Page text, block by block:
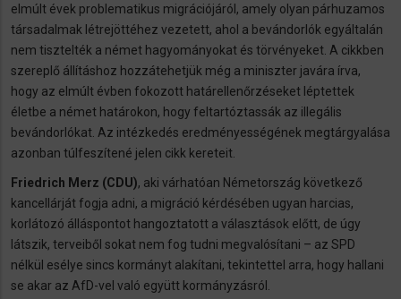
elmúlt évek problematikus migrációjáról, amely olyan párhuzamos
társadalmak létrejöttéhez vezetett, ahol a bevándorlók egyáltalán
nem tisztelték a német hagyományokat és törvényeket. A cikkben
szereplő állításhoz hozzátehetjük még a miniszter javára írva,
hogy az elmúlt évben fokozott határellenőrzéseket léptettek
életbe a német határokon, hogy feltartóztassák az illegális
bevándorlókat. Az intézkedés eredményességének megtárgyalása
azonban túlfeszítené jelen cikk kereteit.
Friedrich Merz (CDU), aki várhatóan Németország következő
kancellárját fogja adni, a migráció kérdésében ugyan harcias,
korlátozó álláspontot hangoztatott a választások előtt, de úgy
látszik, terveiből sokat nem fog tudni megvalósítani – az SPD
nélkül esélye sincs kormányt alakítani, tekintettel arra, hogy hallani
se akar az AfD-vel való együtt kormányzásról.